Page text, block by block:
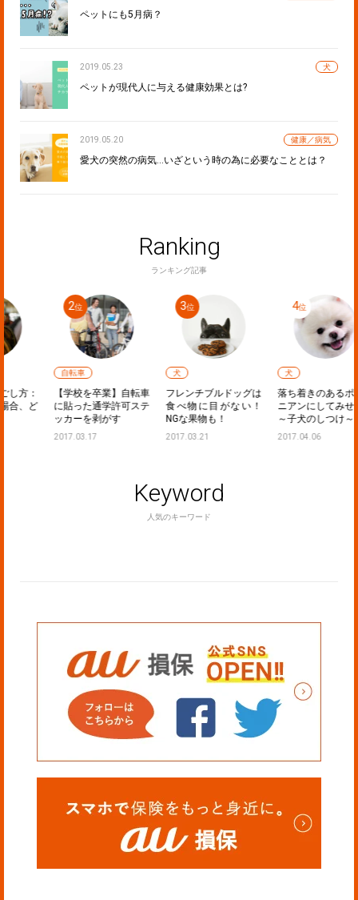
ペットにも5月病？
2019.05.23 犬
ペットが現代人に与える健康効果とは?
2019.05.20 健康／病気
愛犬の突然の病気…いざという時の為に必要なこととは？
Ranking
ランキング記事
【学校を卒業】自転車
に貼った通学許可ステ
ッカーを剥がす
2017.03.17
フレンチブルドッグは
食べ物に目がない！
NGな果物も！
2017.03.21
落ち着きのあるポメラ
ニアンにしてみせる！
～子犬のしつけ～
2017.04.06
Keyword
人気のキーワード